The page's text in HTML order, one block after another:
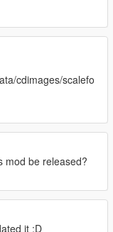
cdimages/scalefo
mod be released?
it :D